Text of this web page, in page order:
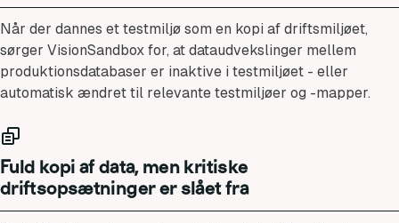
Når der dannes et testmiljø som en kopi af driftsmiljøet,
sørger VisionSandbox for, at dataudvekslinger mellem
produktionsdatabaser er inaktive i testmiljøet - eller
automatisk ændret til relevante testmiljøer og -mapper.
Fuld kopi af data, men kritiske
driftsopsætninger er slået fra